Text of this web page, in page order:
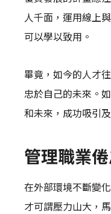
人千面，運用線上
可以學以致用。
畢竟，如今的人才
忠於自己的未來。
和未來，成功吸引
管理職業
在外部環境不斷變
才可謂壓力山大，